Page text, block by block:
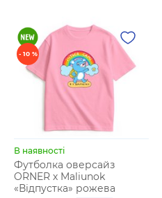
- 10 %
В наявності
Футболка оверсайз
ORNER х Maliunok
«Відпустка» рожева